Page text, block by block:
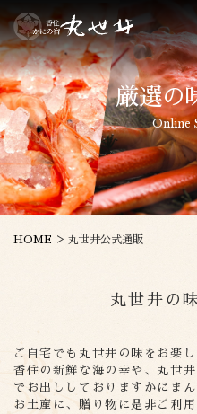
厳選の
Online
HOME > 丸世井公式通販
丸世井の
ご自宅でも丸世井の味をお楽し
香住の新鮮な海の幸や、丸世
でお出ししておりますかにま
お土産に、贈り物に是非ご利